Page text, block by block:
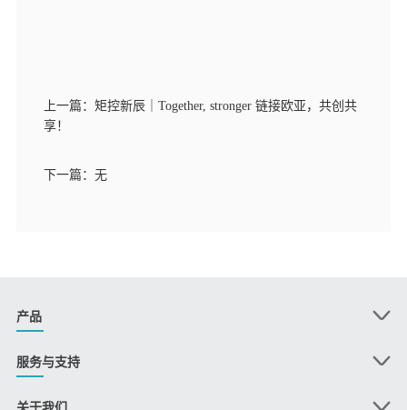
上一篇：矩控新辰｜Together, stronger 链接欧亚，共创共
享！
下一篇：无
产品
服务与支持